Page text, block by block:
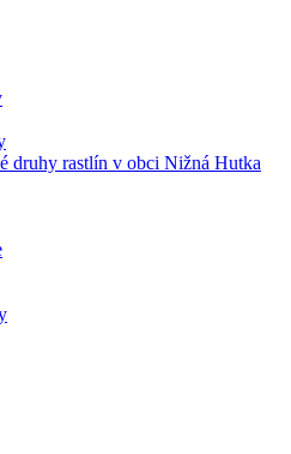
druhy rastlín v obci Nižná Hutka